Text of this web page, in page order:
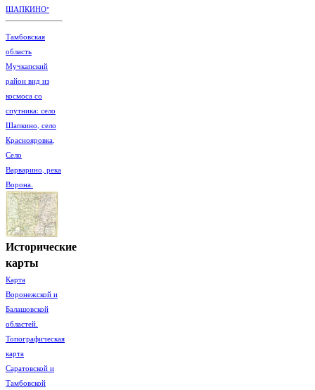
ШАПКИНО"
Тамбовская
область
Мучкапский
район вид из
космоса со
спутника: село
Шапкино, село
Краснояровка,
Село
Варварино, река
Ворона.
Исторические
карты
Карта
Воронежской и
Балашовской
областей.
Топографическая
карта
Саратовской и
Тамбовской